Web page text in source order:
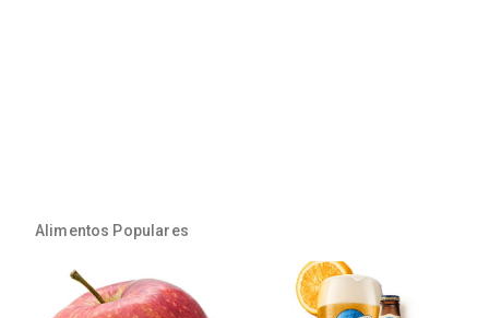
Alimentos Populares